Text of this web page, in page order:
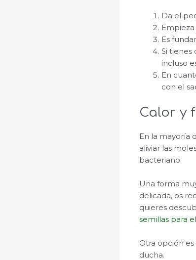
Da el
Es
Si tienes
incluso
En
con el
Calor y
En la mayoría
aliviar las
bacteriano.
Una forma
delicada, os
quieres
semillas para
Otra opción
ducha.